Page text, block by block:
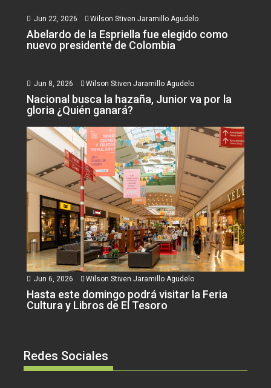
Jun 22, 2026 Wilson Stiven Jaramillo Agudelo
Abelardo de la Espriella fue elegido como
nuevo presidente de Colombia
Jun 8, 2026 Wilson Stiven Jaramillo Agudelo
Nacional busca la hazaña, Junior va por la
gloria ¿Quién ganará?
Jun 6, 2026 Wilson Stiven Jaramillo Agudelo
Hasta este domingo podrá visitar la Feria
Cultura y Libros de El Tesoro
Redes Sociales